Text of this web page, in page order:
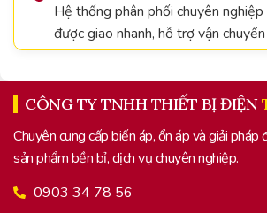
Hệ thống phân phối chuyên
được giao nhanh, hỗ trợ vận
CÔNG TY TNHH THIẾT BỊ ĐIỆN
Chuyên cung cấp biến áp, ổn áp và giải pháp
sản phẩm bền bỉ, dịch vụ chuyên nghiệp.
0903 34 78 56